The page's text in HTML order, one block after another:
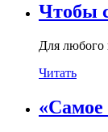
Чтобы
Для любого
Читать
«Самое